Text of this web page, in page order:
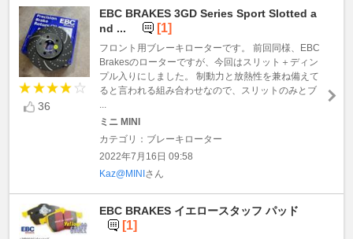
36
EBC BRAKES 3GD Series Sport Slotted a
nd ...
[1]
フロント用ブレーキローターです。 前回同様、EBC
Brakesのローターですが、今回はスリット＋ディン
プル入りにしました。 制動力と放熱性を兼ね備えて
ると言われる組み合わせなので、スリットのみとブ
...
ミニ MINI
カテゴリ：ブレーキローター
2022年7月16日 09:58
Kaz@MINI さん
EBC BRAKES イエロースタッフ パッド
[1]